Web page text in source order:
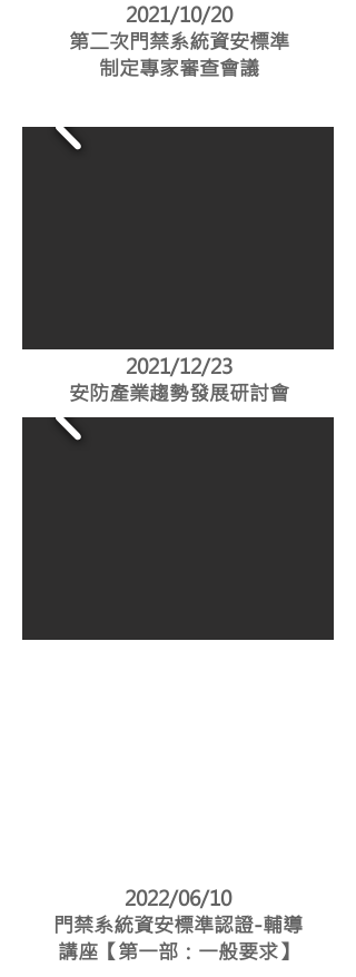
2021/10/20
第二次門禁系統資安標準
制定專家審查會議
2021/12/23
安防產業趨勢發展研討會
2022/06/10
門禁系統資安標準認證-輔導
講座【第一部：一般要求】